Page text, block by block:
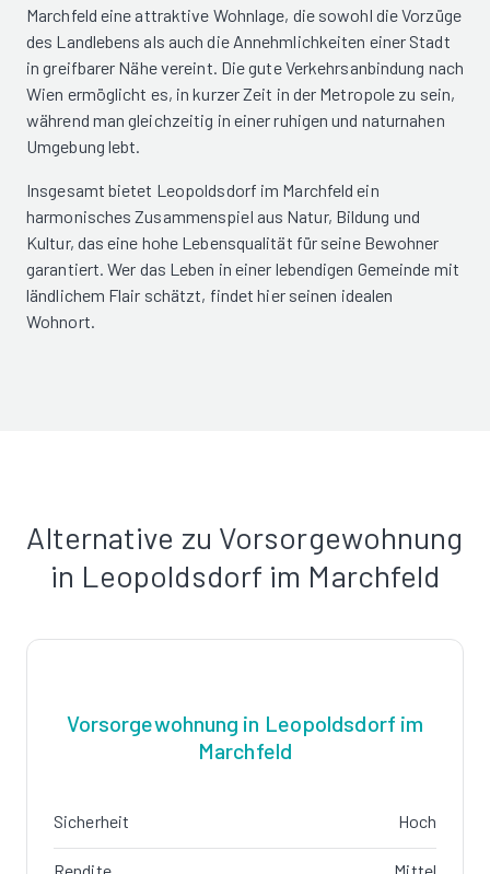
Marchfeld eine attraktive Wohnlage, die sowohl die Vorzüge
des Landlebens als auch die Annehmlichkeiten einer Stadt
in greifbarer Nähe vereint. Die gute Verkehrsanbindung nach
Wien ermöglicht es, in kurzer Zeit in der Metropole zu sein,
während man gleichzeitig in einer ruhigen und naturnahen
Umgebung lebt.
Insgesamt bietet Leopoldsdorf im Marchfeld ein
harmonisches Zusammenspiel aus Natur, Bildung und
Kultur, das eine hohe Lebensqualität für seine Bewohner
garantiert. Wer das Leben in einer lebendigen Gemeinde mit
ländlichem Flair schätzt, findet hier seinen idealen
Wohnort.
Alternative zu Vorsorgewohnung
in Leopoldsdorf im Marchfeld
Vorsorgewohnung in Leopoldsdorf im
Marchfeld
Sicherheit Hoch